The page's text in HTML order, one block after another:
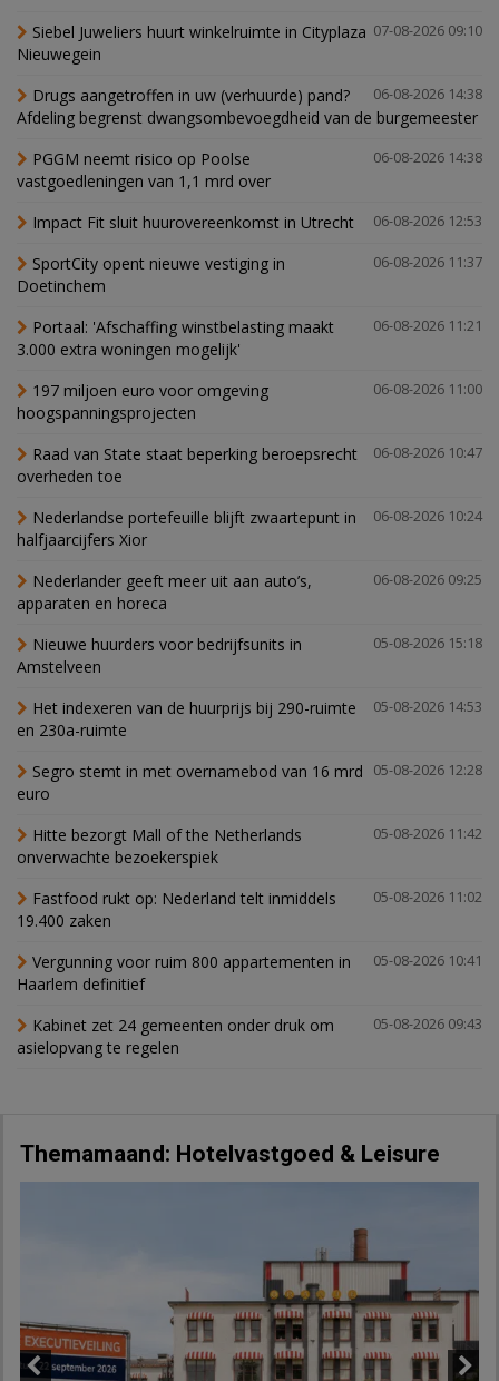
07-08-2026 09:10
Siebel Juweliers huurt winkelruimte in Cityplaza
Nieuwegein
06-08-2026 14:38
Drugs aangetroffen in uw (verhuurde) pand?
Afdeling begrenst dwangsombevoegdheid van de burgemeester
06-08-2026 14:38
PGGM neemt risico op Poolse
vastgoedleningen van 1,1 mrd over
06-08-2026 12:53
Impact Fit sluit huurovereenkomst in Utrecht
06-08-2026 11:37
SportCity opent nieuwe vestiging in
Doetinchem
06-08-2026 11:21
Portaal: 'Afschaffing winstbelasting maakt
3.000 extra woningen mogelijk'
06-08-2026 11:00
197 miljoen euro voor omgeving
hoogspanningsprojecten
06-08-2026 10:47
Raad van State staat beperking beroepsrecht
overheden toe
06-08-2026 10:24
Nederlandse portefeuille blijft zwaartepunt in
halfjaarcijfers Xior
06-08-2026 09:25
Nederlander geeft meer uit aan auto’s,
apparaten en horeca
05-08-2026 15:18
Nieuwe huurders voor bedrijfsunits in
Amstelveen
05-08-2026 14:53
Het indexeren van de huurprijs bij 290-ruimte
en 230a-ruimte
05-08-2026 12:28
Segro stemt in met overnamebod van 16 mrd
euro
05-08-2026 11:42
Hitte bezorgt Mall of the Netherlands
onverwachte bezoekerspiek
05-08-2026 11:02
Fastfood rukt op: Nederland telt inmiddels
19.400 zaken
05-08-2026 10:41
Vergunning voor ruim 800 appartementen in
Haarlem definitief
05-08-2026 09:43
Kabinet zet 24 gemeenten onder druk om
asielopvang te regelen
Themamaand: Hotelvastgoed & Leisure